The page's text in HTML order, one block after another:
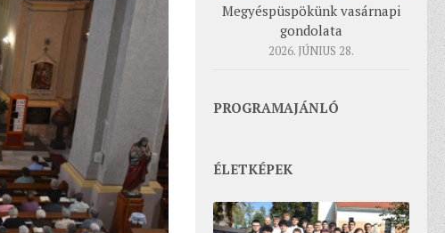
Megyéspüspökünk vasárnapi
gondolata
2026. JÚNIUS 28.
PROGRAMAJÁNLÓ
ÉLETKÉPEK